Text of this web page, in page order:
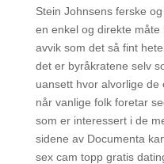
Stein Johnsens ferske
en enkel og direkte
avvik som det så fint
det er byråkratene selv
uansett hvor alvorlige
når vanlige folk foretar
som er interessert i de
sidene av Documenta
sex cam topp gratis